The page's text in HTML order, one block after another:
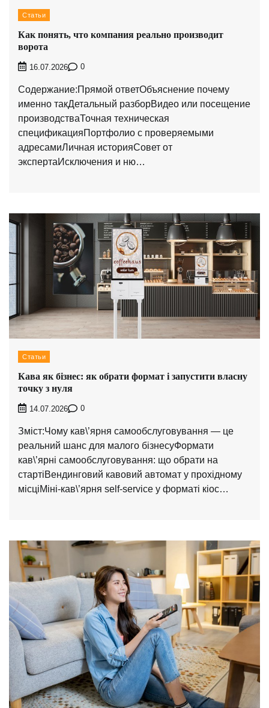
Статьи
Как понять, что компания реально производит
ворота
16.07.2026 0
Содержание:Прямой ответОбъяснение почему
именно такДетальный разборВидео или посещение
производстваТочная техническая
спецификацияПортфолио с проверяемыми
адресамиЛичная историяСовет от
экспертаИсключения и ню…
Статьи
Кава як бізнес: як обрати формат і запустити власну
точку з нуля
14.07.2026 0
Зміст:Чому кав\’ярня самообслуговування — це
реальний шанс для малого бізнесуФормати
кав\’ярні самообслуговування: що обрати на
стартіВендинговий кавовий автомат у прохідному
місціМіні-кав\’ярня self-service у форматі кіос…